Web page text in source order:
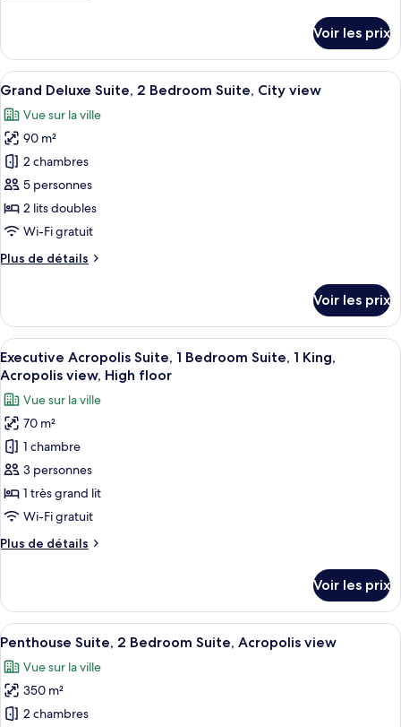
King,
Acropolis
view,
High
floor
le
type
de
Deluxe
Acropolis,
Guest
room,
King,
Acropolis
view,
floor
Voir les prix
Afficher
toutes
les
photos
pour
ce
type
de
chambre :
Grand
2
Bedroom
Suite,
City
view
Une chambre d’hôtel avec un lit,
7
Grand Deluxe Suite, 2 Bedroom Suite, City view
Vue sur la ville
90 m²
2 chambres
5 personnes
2 lits doubles
Wi-Fi gratuit
Plus de détails
Plus
le
type
de
chambre
Grand
Deluxe
Suite,
2
Bedroom
Suite,
view
Voir les prix
Afficher
toutes
les
photos
pour
ce
type
de
chambre :
Acropolis
Bedroom
Suite,
1
King,
Acropolis
view,
Un salon élégant, avec un canapé,
9
Executive Acropolis Suite, 1 Bedroom Suite, 1 King,
Acropolis view, High floor
Vue sur la ville
70 m²
1 chambre
3 personnes
1 très grand lit
Wi-Fi gratuit
Plus de détails
Plus
le
type
de
Executive
Acropolis
Suite,
Voir les prix
Afficher
toutes
les
photos
pour
Un salon élégant, doté de deux
13
Penthouse Suite, 2 Bedroom Suite, Acropolis view
Vue sur la ville
350 m²
2 chambres